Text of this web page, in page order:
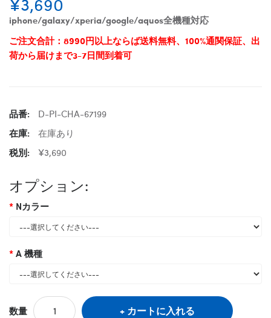
iphone/galaxy/xperia/google/aquos全機種対応
ご注文合計：8990円以上ならば送料無料、100%通関保証、出
荷から届けまで3-7日間到着可
品番:
D-PI-CHA-67199
在庫:
在庫あり
税別:
¥3,690
オプション:
Nカラー
A 機種
数量 カートに入れる